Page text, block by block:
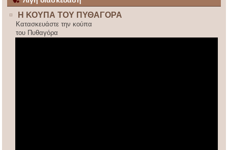
Η ΚΟΥΠΑ ΤΟΥ ΠΥΘΑΓΟΡΑ
Κατασκευάστε την κούπα
του Πυθαγόρα